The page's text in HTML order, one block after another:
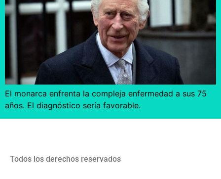
El monarca enfrenta la compleja enfermedad a sus 75
años. El diagnóstico sería favorable.
Todos los derechos reservados